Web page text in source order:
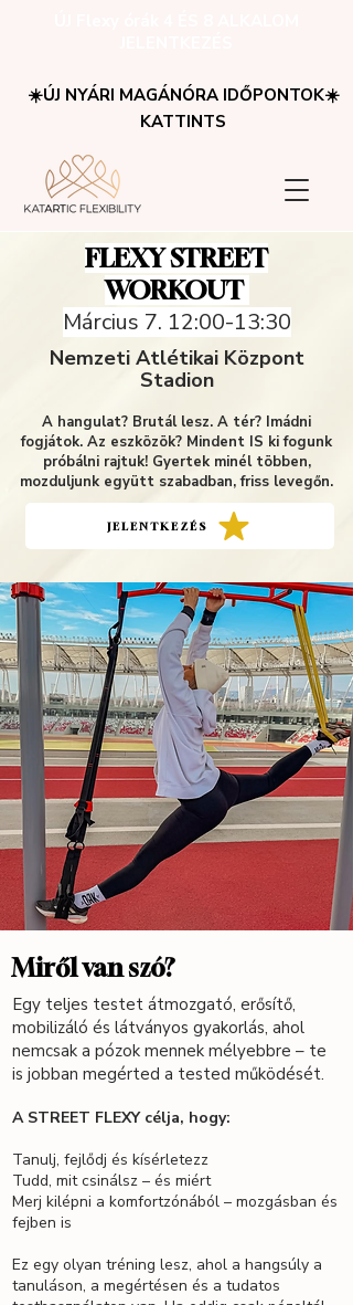
☀️ÚJ NYÁRI MAGÁNÓRA IDŐPONTOK☀️
KATTINTS
FLEXY STREET
WORKOUT
Március 7. 12:00-13:30
Nemzeti Atlétikai Központ
Stadion
A hangulat? Brutál lesz. A tér? Imádni
fogjátok. Az eszközök? Mindent IS ki fogunk
próbálni rajtuk! Gyertek minél többen,
mozduljunk együtt szabadban, friss levegőn.
JELENTKEZÉS
Miről van szó?
Egy teljes testet átmozgató, erősítő,
mobilizáló és látványos gyakorlás, ahol
nemcsak a pózok mennek mélyebbre – te
is jobban megérted a tested működését.
A STREET FLEXY célja, hogy:
Tanulj, fejlődj és kísérletezz
Tudd, mit csinálsz – és miért
Merj kilépni a komfortzónából – mozgásban és
fejben is
Ez egy olyan tréning lesz, ahol a hangsúly a
tanuláson, a megértésen és a tudatos